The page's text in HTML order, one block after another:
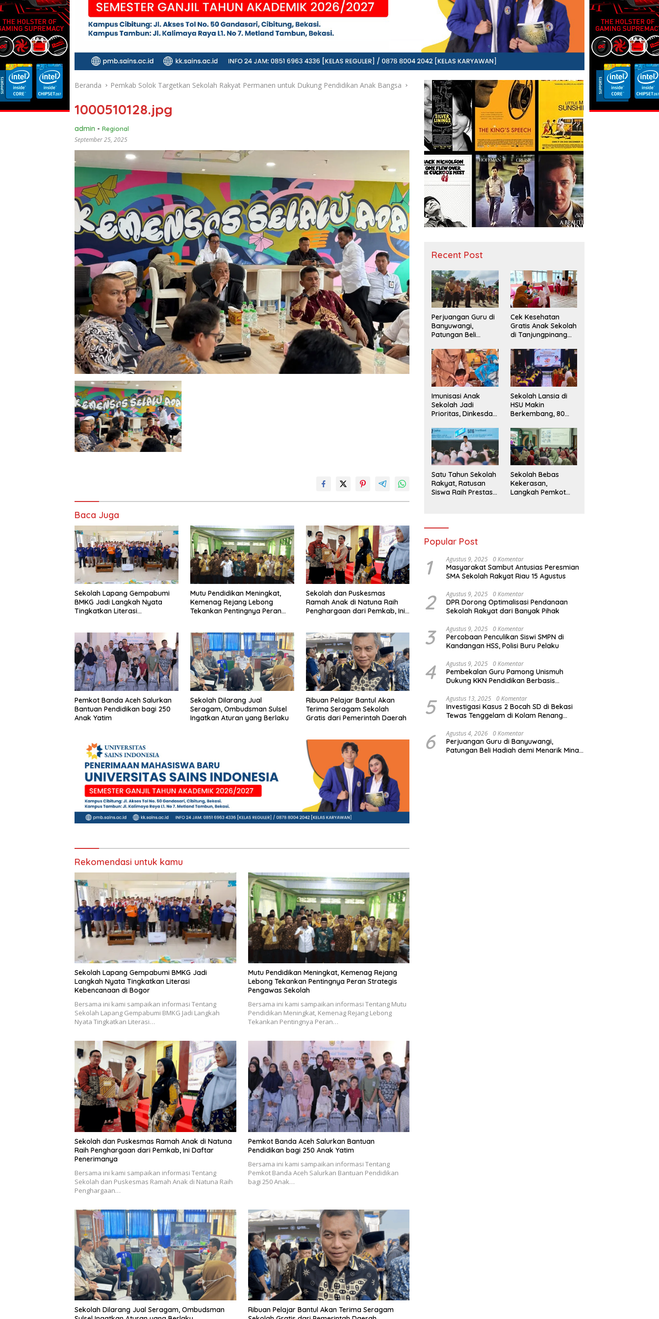
Beranda Pemkab Solok Targetkan Sekolah Rakyat Permanen untuk Dukung Pendidikan Anak Bangsa
1000510128.jpg
admin - Regional
September 25, 2025
Baca Juga
Sekolah Lapang Gempabumi
BMKG Jadi Langkah Nyata
Tingkatkan Literasi
Mutu Pendidikan Meningkat,
Kemenag Rejang Lebong
Tekankan Pentingnya Peran
Sekolah dan Puskesmas
Ramah Anak di Natuna Raih
Penghargaan dari Pemkab, Ini
Pemkot Banda Aceh Salurkan
Bantuan Pendidikan bagi 250
Anak Yatim
Sekolah Dilarang Jual
Seragam, Ombudsman Sulsel
Ingatkan Aturan yang Berlaku
Ribuan Pelajar Bantul Akan
Terima Seragam Sekolah
Gratis dari Pemerintah Daerah
Rekomendasi untuk kamu
Sekolah Lapang Gempabumi BMKG Jadi
Langkah Nyata Tingkatkan Literasi
Kebencanaan di Bogor
Bersama ini kami sampaikan informasi Tentang
Sekolah Lapang Gempabumi BMKG Jadi Langkah
Nyata Tingkatkan Literasi…
Mutu Pendidikan Meningkat, Kemenag Rejang
Lebong Tekankan Pentingnya Peran Strategis
Pengawas Sekolah
Bersama ini kami sampaikan informasi Tentang Mutu
Pendidikan Meningkat, Kemenag Rejang Lebong
Tekankan Pentingnya Peran…
Sekolah dan Puskesmas Ramah Anak di Natuna
Raih Penghargaan dari Pemkab, Ini Daftar
Penerimanya
Bersama ini kami sampaikan informasi Tentang
Sekolah dan Puskesmas Ramah Anak di Natuna Raih
Penghargaan…
Pemkot Banda Aceh Salurkan Bantuan
Pendidikan bagi 250 Anak Yatim
Bersama ini kami sampaikan informasi Tentang
Pemkot Banda Aceh Salurkan Bantuan Pendidikan
bagi 250 Anak…
Sekolah Dilarang Jual Seragam, Ombudsman
Ribuan Pelajar Bantul Akan Terima Seragam
Recent Post
Perjuangan Guru di
Banyuwangi,
Patungan Beli
Menarik Minat Siswa
ke SD Negeri
Cek Kesehatan
Gratis Anak Sekolah
di Tanjungpinang
Siswa
Imunisasi Anak
Sekolah Jadi
Prioritas, Dinkesda
Monitoring BIAS
2026
Sekolah Lansia di
HSU Makin
Berkembang, 80
Wisuda Tahun Ini
Satu Tahun Sekolah
Rakyat, Ratusan
Siswa Raih Prestasi
Sekolah Bebas
Kekerasan,
Langkah Pemkot
Popular Post
1 Agustus 9, 2025 0 Komentar
Masyarakat Sambut Antusias Peresmian
SMA Sekolah Rakyat Riau 15 Agustus
2 Agustus 9, 2025 0 Komentar
DPR Dorong Optimalisasi Pendanaan
Sekolah Rakyat dari Banyak Pihak
3 Agustus 9, 2025 0 Komentar
Percobaan Penculikan Siswi SMPN di
Kandangan HSS, Polisi Buru Pelaku
4 Agustus 9, 2025 0 Komentar
Pembekalan Guru Pamong Unismuh
Dukung KKN Pendidikan Berbasis
5 Agustus 13, 2025 0 Komentar
Investigasi Kasus 2 Bocah SD di Bekasi
Tewas Tenggelam di Kolam Renang
6 Agustus 4, 2026 0 Komentar
Perjuangan Guru di Banyuwangi,
Patungan Beli Hadiah demi Menarik Minat